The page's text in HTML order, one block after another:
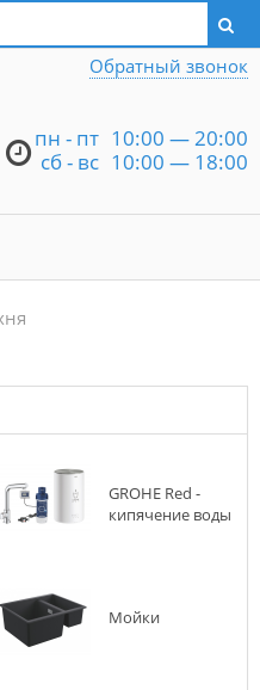
Написать директору
пн - пт 10:00 — 20:00
сб - вс 10:00 — 18:00
Обратный звонок
GROHE Red -
кипячение воды
Мойки